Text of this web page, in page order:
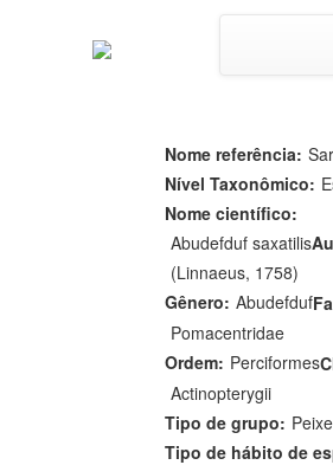
Nome referência:
Nível Taxonômico:
Nome científico:
Abudefduf saxatilis
(Linnaeus, 1758)
Gênero: Abudefduf
Pomacentridae
Ordem: Perciformes
Actinopterygii
Tipo de grupo:
Tipo de hábito de